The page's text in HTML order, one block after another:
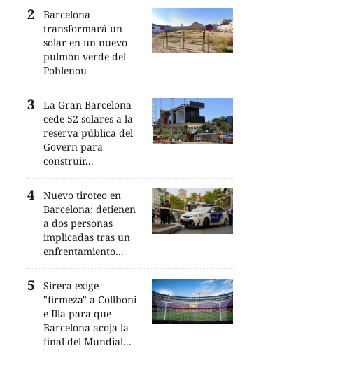
Barcelona
transformará un
solar en un nuevo
pulmón verde del
Poblenou
La Gran Barcelona
cede 52 solares a la
reserva pública del
Govern para
construir...
Nuevo tiroteo en
Barcelona: detienen
a dos personas
implicadas tras un
enfrentamiento...
Sirera exige
"firmeza" a Collboni
e Illa para que
Barcelona acoja la
final del Mundial...